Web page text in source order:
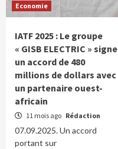
Economie
IATF 2025 : Le groupe
« GISB ELECTRIC » signe
un accord de 480
millions de dollars avec
un partenaire ouest-
africain
11 mois ago Rédaction
07.09.2025. Un accord
portant sur